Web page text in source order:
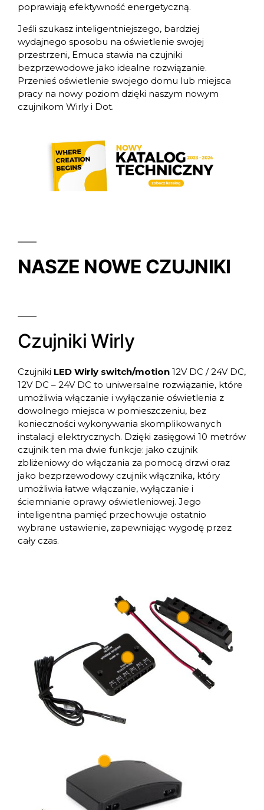
poprawiają efektywność energetyczną.
Jeśli szukasz inteligentniejszego, bardziej
wydajnego sposobu na oświetlenie swojej
przestrzeni, Emuca stawia na czujniki
bezprzewodowe jako idealne rozwiązanie.
Przenieś oświetlenie swojego domu lub miejsca
pracy na nowy poziom dzięki naszym nowym
czujnikom Wirly i Dot.
NASZE NOWE CZUJNIKI
Czujniki Wirly
Czujniki LED Wirly switch/motion 12V DC / 24V DC,
12V DC – 24V DC to uniwersalne rozwiązanie, które
umożliwia włączanie i wyłączanie oświetlenia z
dowolnego miejsca w pomieszczeniu, bez
konieczności wykonywania skomplikowanych
instalacji elektrycznych. Dzięki zasięgowi 10 metrów
czujnik ten ma dwie funkcje: jako czujnik
zbliżeniowy do włączania za pomocą drzwi oraz
jako bezprzewodowy czujnik włącznika, który
umożliwia łatwe włączanie, wyłączanie i
ściemnianie oprawy oświetleniowej. Jego
inteligentna pamięć przechowuje ostatnio
wybrane ustawienie, zapewniając wygodę przez
cały czas.